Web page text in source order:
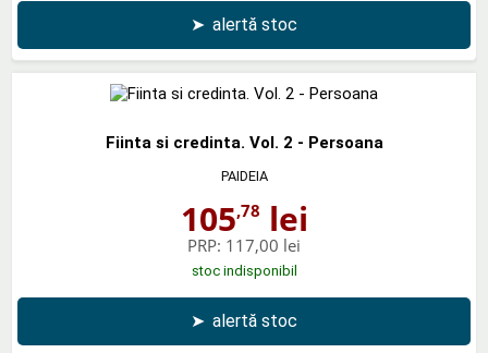
➤ alertă stoc
Fiinta si credinta. Vol. 2 - Persoana
PAIDEIA
105,78 lei
PRP: 117,00 lei
stoc indisponibil
➤ alertă stoc